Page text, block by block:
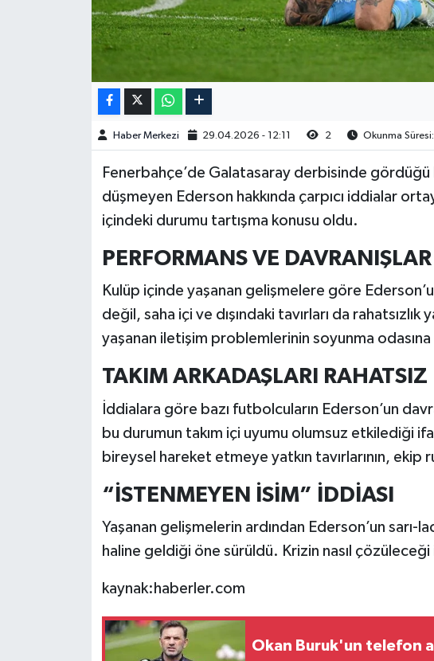
Haber Merkezi 29.04.2026 - 12:11 2 Okunma
Fenerbahçe’de Galatasaray derbisinde gördüğü
düşmeyen Ederson hakkında çarpıcı iddialar
içindeki durumu tartışma konusu oldu.
PERFORMANS VE
Kulüp içinde yaşanan gelişmelere göre
değil, saha içi ve dışındaki tavırları da
yaşanan iletişim problemlerinin soyunma odasına
TAKIM ARKADAŞLARI RAHATSIZ
İddialara göre bazı futbolcuların Ederson’un
bu durumun takım içi uyumu olumsuz etkilediği
bireysel hareket etmeye yatkın tavırlarının,
“İSTENMEYEN İSİM” İDDİASI
Yaşanan gelişmelerin ardından Ederson’un sarı-
haline geldiği öne sürüldü. Krizin nasıl
kaynak:haberler.com
Okan Buruk'un telefon